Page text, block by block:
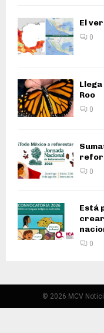
El
0
Roo
0
0
Está
crear
0
© 2026 MCV